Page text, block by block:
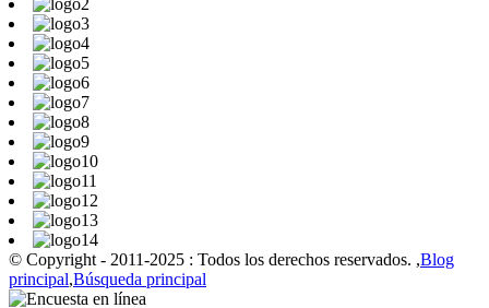
© Copyright - 2011-2025 : Todos los derechos reservados. ,Blog
principal,Búsqueda principal